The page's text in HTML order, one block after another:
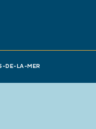
DE-LA-MER